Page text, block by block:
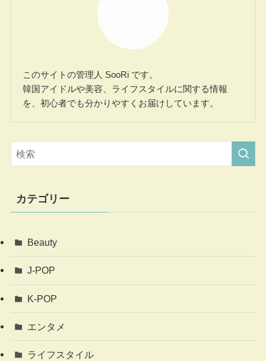
このサイトの管理人 SooRi です。
韓国アイドルや美容、ライフスタイルに関する情報
を、初心者でも分かりやすくお届けしています。
カテゴリー
Beauty
J-POP
K-POP
エンタメ
ライフスタイル